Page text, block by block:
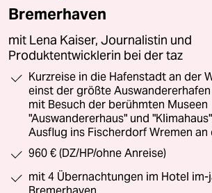
Bremerhaven
mit Lena Kaiser, Journalistin und
Produktentwicklerin bei der taz
Kurzreise in die Hafenstadt an der
einst der größte
mit Besuch der berühmten Museen
"Auswandererhaus" und
Ausflug ins Fischerdorf Wremen an
960 € (DZ/HP/ohne Anreise)
mit 4 Übernachtungen im Hotel